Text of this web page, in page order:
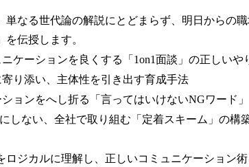
単なる世代論の解説にとどまらず、明日からの
を伝授します。
ケーションを良くする「1on1面談」の正しいや
り添い、主体性を引き出す育成手法
ョンをへし折る「言ってはいけないNGワード」
しない、全社で取り組む「定着スキーム」の構
ロジカルに理解し、正しいコミュニケーション術